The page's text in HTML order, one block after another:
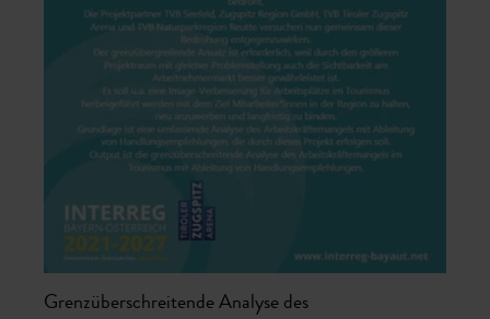
Grenzüberschreitende Analyse des